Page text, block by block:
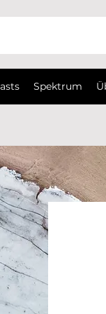
Spektrum